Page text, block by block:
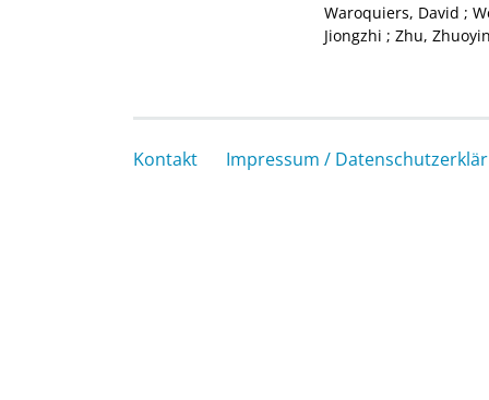
Waroquiers, David ;
Jiongzhi ; Zhu,
Kontakt Impressum /